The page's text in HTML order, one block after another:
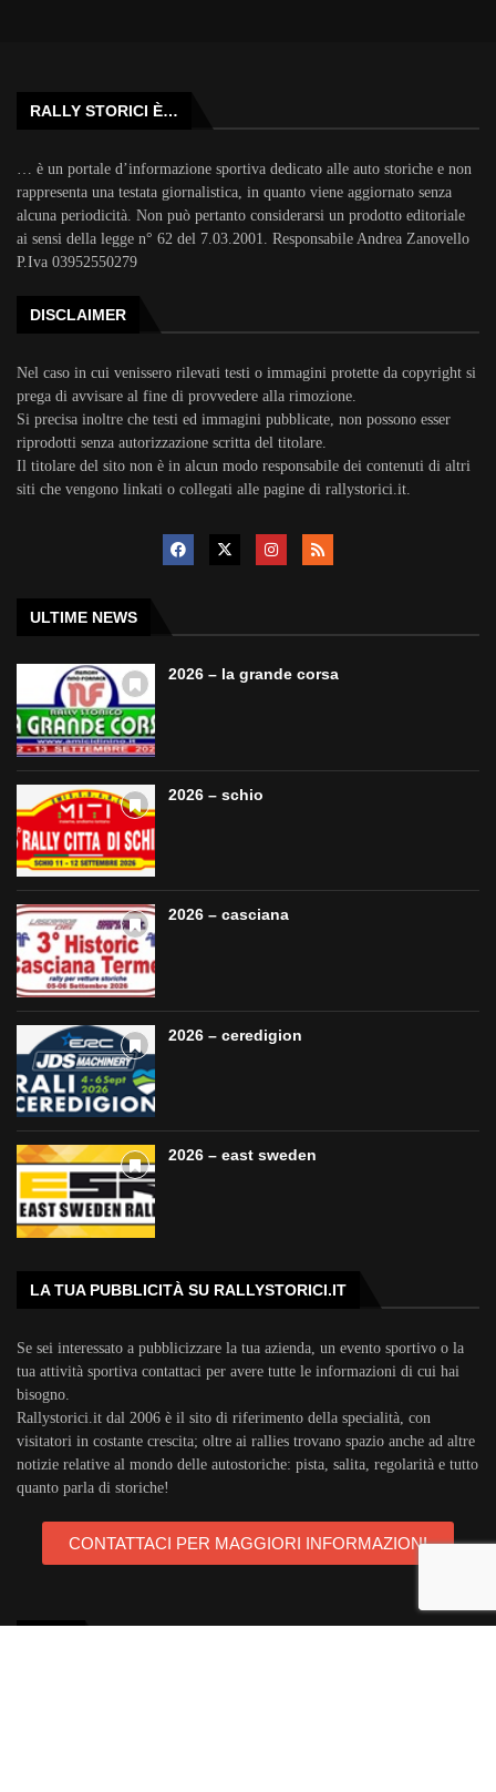
RALLY STORICI È…
… è un portale d’informazione sportiva dedicato alle auto storiche e non
rappresenta una testata giornalistica, in quanto viene aggiornato senza
alcuna periodicità. Non può pertanto considerarsi un prodotto editoriale
ai sensi della legge n° 62 del 7.03.2001. Responsabile Andrea Zanovello
P.Iva 03952550279
DISCLAIMER
Nel caso in cui venissero rilevati testi o immagini protette da copyright si
prega di avvisare al fine di provvedere alla rimozione.
Si precisa inoltre che testi ed immagini pubblicate, non possono esser
riprodotti senza autorizzazione scritta del titolare.
Il titolare del sito non è in alcun modo responsabile dei contenuti di altri
siti che vengono linkati o collegati alle pagine di rallystorici.it.
ULTIME NEWS
2026 – la grande corsa
2026 – schio
2026 – casciana
2026 – ceredigion
2026 – east sweden
LA TUA PUBBLICITÀ SU RALLYSTORICI.IT
Se sei interessato a pubblicizzare la tua azienda, un evento sportivo o la
tua attività sportiva contattaci per avere tutte le informazioni di cui hai
bisogno.
Rallystorici.it dal 2006 è il sito di riferimento della specialità, con
visitatori in costante crescita; oltre ai rallies trovano spazio anche ad altre
notizie relative al mondo delle autostoriche: pista, salita, regolarità e tutto
quanto parla di storiche!
CONTATTACI PER MAGGIORI INFORMAZIONI